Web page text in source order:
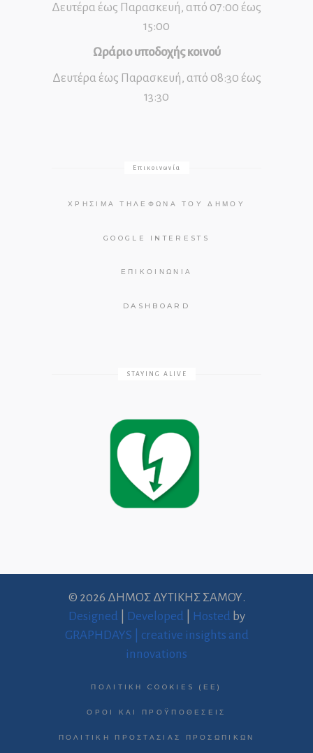
Δευτέρα έως Παρασκευή, από 07:00 έως
15:00
Ωράριο υποδοχής κοινού
Δευτέρα έως Παρασκευή, από 08:30 έως
13:30
Επικοινωνία
ΧΡΉΣΙΜΑ ΤΗΛΈΦΩΝΑ ΤΟΥ ΔΉΜΟΥ
GOOGLE INTERESTS
ΕΠΙΚΟΙΝΩΝΊΑ
DASHBOARD
STAYING ALIVE
© 2026 ΔΗΜΟΣ ΔΥΤΙΚΗΣ ΣΑΜΟΥ.
Designed
Developed Hosted by
GRAPHDAYS | creative insights and
innovations
ΠΟΛΙΤΙΚΉ COOKIES (ΕΕ)
ΌΡΟΙ ΚΑΙ ΠΡΟΫΠΟΘΈΣΕΙΣ
ΠΟΛΙΤΙΚΉ ΠΡΟΣΤΑΣΊΑΣ ΠΡΟΣΩΠΙΚΏΝ